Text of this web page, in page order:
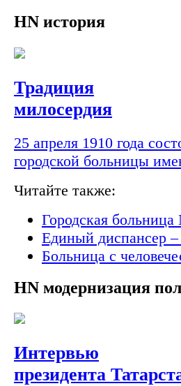
HN история
Традиция
милосердия
25 апреля 1910 года
городской больницы
Читайте также:
Городская
Единый диспансер
Больница с
HN модернизация
Интервью
президента